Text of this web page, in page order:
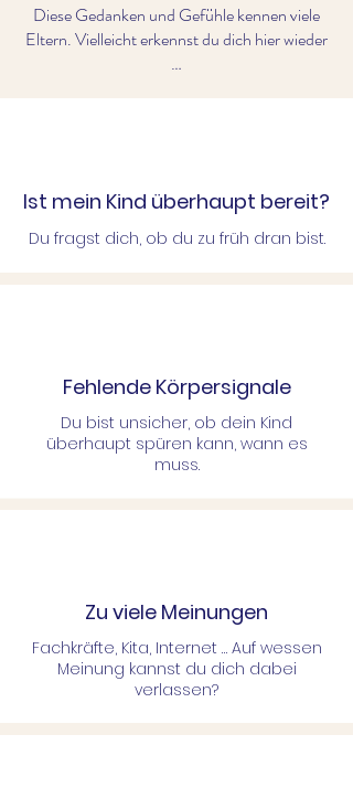
Diese Gedanken und Gefühle kennen viele
Eltern. Vielleicht erkennst du dich hier wieder
…
Ist mein Kind überhaupt bereit?
Du fragst dich, ob du zu früh dran bist.
Fehlende Körpersignale
Du bist unsicher, ob dein Kind
überhaupt spüren kann, wann es
muss.
Zu viele Meinungen
Fachkräfte, Kita, Internet … Auf wessen
Meinung kannst du dich dabei
verlassen?